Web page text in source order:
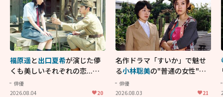
福原遥と出口夏希が演じた儚
くも美しいそれぞれの恋...生
きることの尊さを教えてくれ
た映画「あの花が咲く丘で、
俳優
2026.08.04
20
名作ドラマ「すいか」で魅せ
る小林聡美の"普通の女性"が
大人に刺さる...映画「かもめ
食堂」にも通じる静かな芝居
俳優
2026.08.03
21